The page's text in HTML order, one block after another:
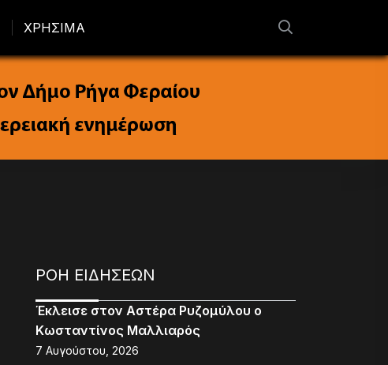
ΧΡΗΣΙΜΑ
ΡΟΗ ΕΙΔΗΣΕΩΝ
Έκλεισε στον Αστέρα Ρυζομύλου ο
Κωσταντίνος Μαλλιαρός
7 Αυγούστου, 2026